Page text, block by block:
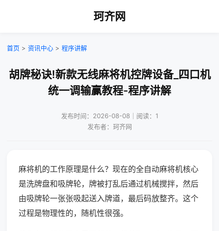
珂齐网
首页 > 资讯中心 > 程序讲解
胡牌秘诀!新款无线麻将机控牌设备_四口机
统一调输赢教程-程序讲解
发布时间：2026-08-08｜阅读：1
发布者：珂齐网
麻将机的工作原理是什么？现在的全自动麻将机核心
是洗牌盘和吸牌轮，牌被打乱后通过机械搅拌，然后
由吸牌轮一张张吸起送入牌道，最后码放整齐。这个
过程是物理性的，随机性很强。